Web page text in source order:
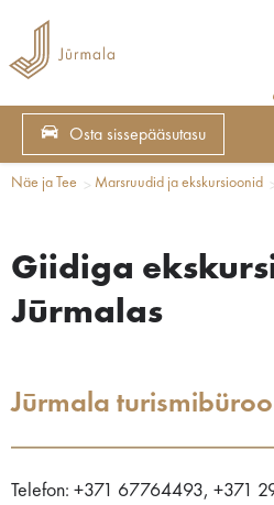
Osta sissepääsutasu
Näe ja Tee Marsruudid ja ekskursioonid
Giidiga
Jūrmalas
Jūrmala turismibüroo
Telefon: +371 67764493, +371